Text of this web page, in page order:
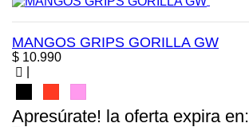
MANGOS GRIPS GORILLA GW
Precio
$ 10.990
Apresúrate! la oferta expira en: